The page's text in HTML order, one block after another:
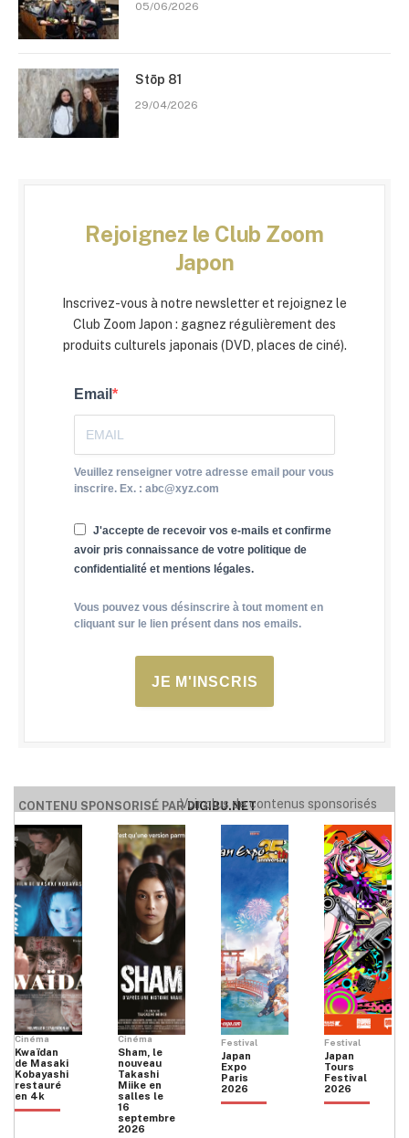
05/06/2026
Stōp 81
29/04/2026
Rejoignez le Club Zoom
Japon
Inscrivez-vous à notre newsletter et rejoignez le
Club Zoom Japon : gagnez régulièrement des
produits culturels japonais (DVD, places de ciné).
Email
Veuillez renseigner votre adresse email pour vous
inscrire. Ex. : abc@xyz.com
J'accepte de recevoir vos e-mails et confirme
avoir pris connaissance de votre politique de
confidentialité et mentions légales.
Vous pouvez vous désinscrire à tout moment en
cliquant sur le lien présent dans nos emails.
JE M'INSCRIS
CONTENU SPONSORISÉ PARDIGIBU.NET
Voir plus de contenus sponsorisés
Cinéma
Kwaïdan
de Masaki
Kobayashi
restauré
en 4k
Cinéma
Sham, le
nouveau
Takashi
Miike en
salles le
16
septembre
2026
Festival
Japan
Expo
Paris
2026
Festival
Japan
Tours
Festival
2026